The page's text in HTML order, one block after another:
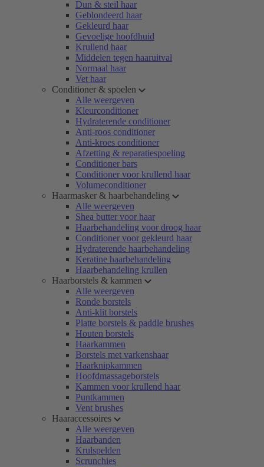
Dun & steil haar
Geblondeerd haar
Gekleurd haar
Gevoelige hoofdhuid
Krullend haar
Middelen tegen haaruitval
Normaal haar
Vet haar
Conditioner & spoelen
Alle weergeven
Kleurconditioner
Hydraterende conditioner
Anti-roos conditioner
Anti-kroes conditioner
Afzetting & reparatiespoeling
Conditioner bars
Conditioner voor krullend haar
Volumeconditioner
Haarmasker & haarbehandeling
Alle weergeven
Shea butter voor haar
Haarbehandeling voor droog haar
Conditioner voor gekleurd haar
Hydraterende haarbehandeling
Keratine haarbehandeling
Haarbehandeling krullen
Haarborstels & kammen
Alle weergeven
Ronde borstels
Anti-klit borstels
Platte borstels & paddle brushes
Houten borstels
Haarkammen
Borstels met varkenshaar
Haarknipkammen
Hoofdmassageborstels
Kammen voor krullend haar
Puntkammen
Vent brushes
Haaraccessoires
Alle weergeven
Haarbanden
Krulspelden
Scrunchies